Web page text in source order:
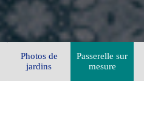
Photos de
jardins
Passerelle sur
mesure